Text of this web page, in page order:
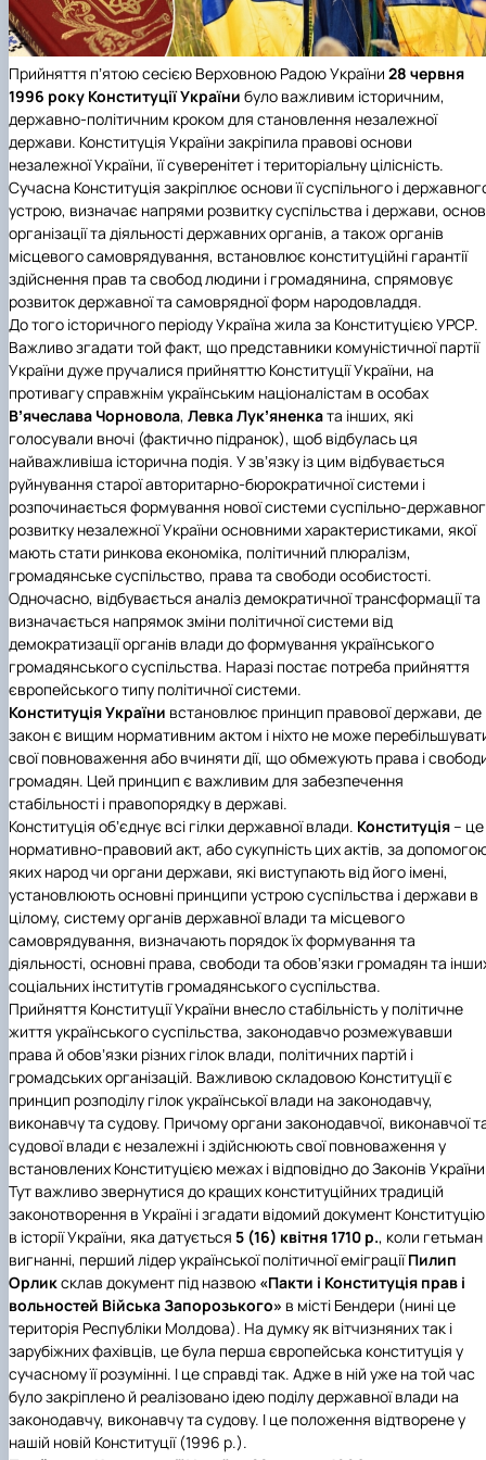
Іноземні мови
Працевлаштування
Їдальні та буфети
Студентські квитки
Центр вивчення мов
Психологічна підтримка
Інклюзивне середовище
Рада молодих вчених
Наукові школи
Стартап школа НУБіП України
Методичні рекомендації, пам'ятки
Форми документів
Патентно-ліцензійна діяльність
ЦКНО «Агропромисловий комплекс, лісове і
садово-паркове господарство, ветеринарна
медицина»
Обладнання НУБіП України
Біоетична комісія
Наукові видання
Досліднику та автору
Звіт про проведення НТЗ
Наукові журнали НУБіП України
Наукові журнали НУБіП України (English)
Пам'ятка про проведення науково-
заходів
Порядок планування та організації
проведення НТЗ
Результати науково-технічних заходів
Монографії
Наука для бізнесу
Каталог наукових послуг
«SEB-2024»
«SEB-2025»
Наглядова рада
Рада роботодавців
Благодійний фонд «Голосіївська ініціатива
2020»
Історія університету
Видатні випускники та працівники
Звіт ректора
Пам'яті захисників України
Почесні доктори і професори НУБіП України
Пресслужба
Університетський кур'єр
Вибори ректора
Програма розвитку університету
ініціатива – 2025»
Доступ до публічної інформації
Державні закупівлі
Офіційна символіка
Антикорупційні заходи
Уповноважена особа з питань запобігання
виявлення корупції
Положення про антикорупційного
уповноваженого НУБіП України
Національні нормативно-правові акти
Нормативно-правові акти НУБіП України
Інформаційні ресурси НАЗК
Методичні роз’яснення НАЗК
Антикорупційні заходи
Гендерна радниця
Контактна інформація
Прийняття пʼятою сесією Верховною Радою України 28 червня
1996 року Конституції України було важливим історичним,
державно-політичним кроком для становлення незалежної
держави. Конституція України закріпила правові основи
незалежної України, її суверенітет і територіальну цілісність.
Сучасна Конституція закріплює основи її суспільного і
устрою, визначає напрями розвитку суспільства і держави,
організації та діяльності державних органів, а також органів
місцевого самоврядування, встановлює конституційні гарантії
здійснення прав та свобод людини і громадянина, спрямовує
розвиток державної та самоврядної форм народовладдя.
До того історичного періоду Україна жила за Конституцією УРСР.
Важливо згадати той факт, що представники комуністичної партії
України дуже пручалися прийняттю Конституції України, на
противагу справжнім українським націоналістам в особах
Вʼячеслава Чорновола, Левка Лукʼяненката інших, які
голосували вночі (фактично підранок), щоб відбулась ця
найважливіша історична подія. У звʼязку із цим відбувається
руйнування старої авторитарно-бюрократичної системи і
розпочинається формування нової системи суспільно-
розвитку незалежної України основними характеристиками, якої
мають стати ринкова економіка, політичний плюралізм,
громадянське суспільство, права та свободи особистості.
Одночасно, відбувається аналіз демократичної трансформації та
визначається напрямок зміни політичної системи від
демократизації органів влади до формування українського
громадянського суспільства. Наразі постає потреба прийняття
європейського типу політичної системи.
Конституція України встановлює принцип правової держави, де
закон є вищим нормативним актом і ніхто не може
свої повноваження або вчиняти дії, що обмежують права і
громадян. Цей принцип є важливим для забезпечення
стабільності і правопорядку в державі.
Конституція обʼєднує всі гілки державної влади. Конституція– це
нормативно-правовий акт, або сукупність цих актів, за
яких народ чи органи держави, які виступають від його імені,
установлюють основні принципи устрою суспільства і держави в
цілому, систему органів державної влади та місцевого
самоврядування, визначають порядок їх формування та
діяльності, основні права, свободи та обовʼязки громадян та
соціальних інститутів громадянського суспільства.
Прийняття Конституції України внесло стабільність у політичне
життя українського суспільства, законодавчо розмежувавши
права й обовʼязки різних гілок влади, політичних партій і
громадських організацій. Важливою складовою Конституції є
принцип розподілу гілок української влади на законодавчу,
виконавчу та судову. Причому органи законодавчої, виконавчої
судової влади є незалежні і здійснюють свої повноваження у
встановлених Конституцією межах і відповідно до Законів
Тут важливо звернутися до кращих конституційних традицій
законотворення в Україні і згадати відомий документ Конституцію
в історії України, яка датується 5 (16) квітня 1710 р., коли гетьман
вигнанні, перший лідер української політичної еміграціїПилип
Орликсклав документ під назвою «Пакти і Конституція прав і
вольностей Війська Запорозького» в місті Бендери (нині це
територія Республіки Молдова). На думку як вітчизняних так і
зарубіжних фахівців, це була перша європейська конституція у
сучасному її розумінні. І це справді так. Адже в ній уже на той час
було закріплено й реалізовано ідею поділу державної влади на
законодавчу, виконавчу та судову. І це положення відтворене у
нашій новій Конституції (1996 р.).